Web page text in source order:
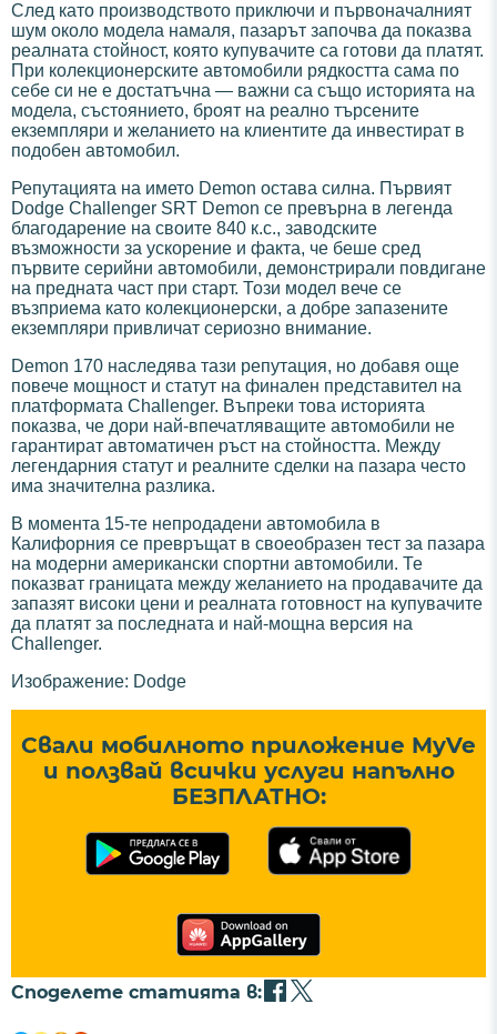
След като производството приключи и първоначалният
шум около модела намаля, пазарът започва да показва
реалната стойност, която купувачите са готови да платят.
При колекционерските автомобили рядкостта сама по
себе си не е достатъчна — важни са също историята на
модела, състоянието, броят на реално търсените
екземпляри и желанието на клиентите да инвестират в
подобен автомобил.
Репутацията на името Demon остава силна. Първият
Dodge Challenger SRT Demon се превърна в легенда
благодарение на своите 840 к.с., заводските
възможности за ускорение и факта, че беше сред
първите серийни автомобили, демонстрирали повдигане
на предната част при старт. Този модел вече се
възприема като колекционерски, а добре запазените
екземпляри привличат сериозно внимание.
Demon 170 наследява тази репутация, но добавя още
повече мощност и статут на финален представител на
платформата Challenger. Въпреки това историята
показва, че дори най-впечатляващите автомобили не
гарантират автоматичен ръст на стойността. Между
легендарния статут и реалните сделки на пазара често
има значителна разлика.
В момента 15-те непродадени автомобила в
Калифорния се превръщат в своеобразен тест за пазара
на модерни американски спортни автомобили. Те
показват границата между желанието на продавачите да
запазят високи цени и реалната готовност на купувачите
да платят за последната и най-мощна версия на
Challenger.
Изображение: Dodge
Свали мобилното приложение MyVe
и ползвай всички услуги напълно
БЕЗПЛАТНО:
Споделете статията в: